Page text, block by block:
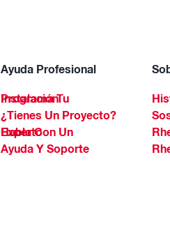
Ayuda Profesional
Programa Tu Instalación
¿Tienes Un Proyecto?
Habla Con Un Experto
Ayuda Y Soporte